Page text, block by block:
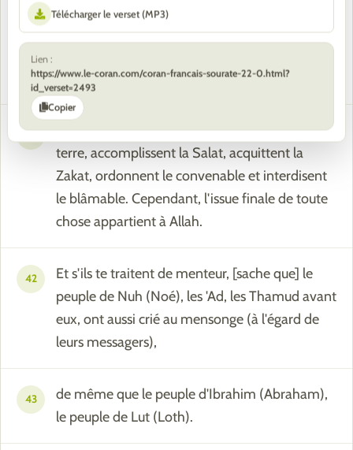
églises, les synagogues et les mosquées où le
Religion). Allah est assurément Fort et Puissant,
ceux qui, si Nous leur donnons la puissance sur
terre, accomplissent la Salat, acquittent la
Zakat, ordonnent le convenable et interdisent
le blâmable. Cependant, l'issue finale de toute
chose appartient à Allah.
42
Et s'ils te traitent de menteur, [sache que] le
peuple de Nuh (Noé), les 'Ad, les Thamud avant
eux, ont aussi crié au mensonge (à l'égard de
leurs messagers),
43
de même que le peuple d'Ibrahim (Abraham),
le peuple de Lut (Loth).
Télécharger le verset (MP3)
Lien :
https://www.le-coran.com/coran-francais-sourate-22-0.html?
id_verset=2493
Copier